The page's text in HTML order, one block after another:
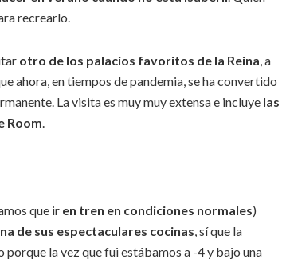
recrearlo.
otro de los palacios favoritos de la Reina, a
ahora, en tiempos de pandemia, se ha convertido
La visita es muy muy extensa e incluye las
Room.
que ir en tren en condiciones normales)
de sus espectaculares cocinas , sí que la
la vez que fui estábamos a -4 y bajo una